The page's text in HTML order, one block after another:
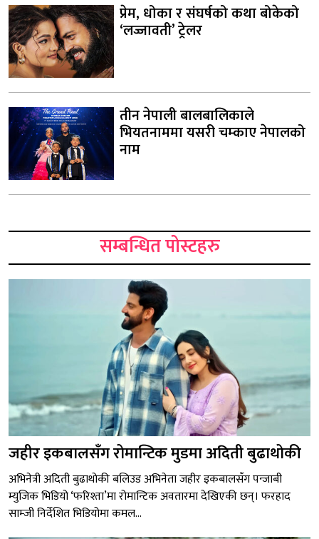
प्रेम, धोका र संघर्षको कथा बोकेको
‘लज्जावती’ ट्रेलर
तीन नेपाली बालबालिकाले
भियतनाममा यसरी चम्काए नेपालको
नाम
सम्बन्धित पोस्टहरु
जहीर इकबालसँग रोमान्टिक मुडमा अदिती बुढाथोकी
अभिनेत्री अदिती बुढाथोकी बलिउड अभिनेता जहीर इकबालसँग पन्जाबी
म्युजिक भिडियो ‘फरिश्ता’मा रोमान्टिक अवतारमा देखिएकी छन्। फरहाद
साम्जी निर्देशित भिडियोमा कमल...